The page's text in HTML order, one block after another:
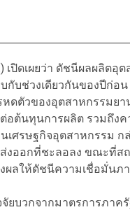
เปิดเผยว่า ดัชนีผลผลิตอุ
บกับช่วงเดียวกันของปีก่
ดตัวของอุตสาหกรรมยา
อต้นทุนการผลิต รวมถึง
ศรษฐกิจอุตสาหกรรม
งออกที่ชะลอลง ขณะที่ส
ลให้ดัชนีความเชื่อมั่นภ
ยบวกจากมาตรการภาค